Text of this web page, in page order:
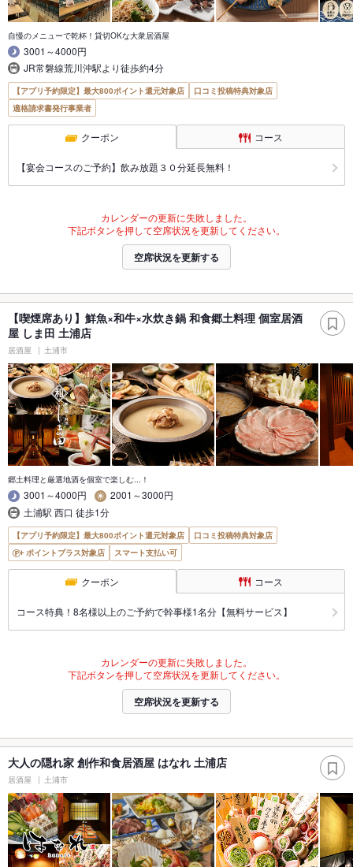
自慢のメニューで乾杯！貸切OKな大衆居酒屋
3001～4000円
JR常磐線荒川沖駅より徒歩約4分
【アプリ予約限定】最大800ポイント還元対象店
口コミ投稿特典対象店
適格請求書発行事業者
クーポン コース
【宴会コースのご予約】飲み放題３０分延長無料！
カレンダーの更新に失敗しました。
下記ボタンを押して空席状況を更新してください。
空席状況を更新する
【喫煙席あり】鮮魚×和牛×水炊き鍋 和食郷土料理 個室居酒
屋 しま田 土浦店
居酒屋 土浦市
郷土料理と厳選地酒を個室で楽しむ...！
3001～4000円
2001～3000円
土浦駅 西口 徒歩1分
【アプリ予約限定】最大800ポイント還元対象店
口コミ投稿特典対象店
ポイントプラス対象店
スマート支払い可
クーポン コース
コース特典！8名様以上のご予約で幹事様1名分【無料サービス】
カレンダーの更新に失敗しました。
下記ボタンを押して空席状況を更新してください。
空席状況を更新する
大人の隠れ家 創作和食居酒屋 はなれ 土浦店
居酒屋 土浦市